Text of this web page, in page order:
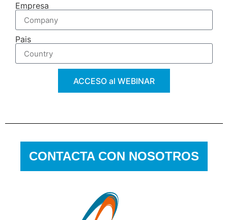
Empresa
Pais
ACCESO al WEBINAR
CONTACTA CON NOSOTROS